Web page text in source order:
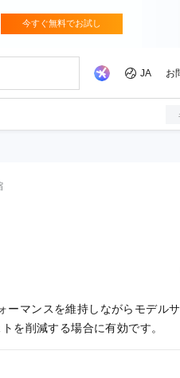
マンスを維持しながらモデル
を削減する場合に有効です。